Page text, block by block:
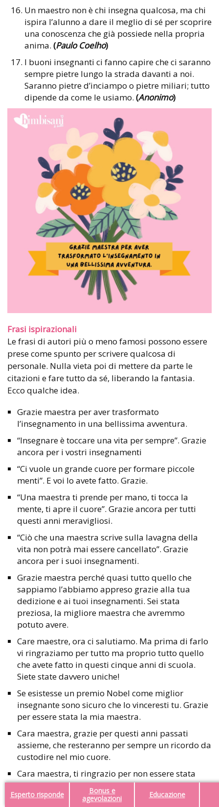
Esperto risponde
Bonus e
agevolazioni
Educazione
Un maestro non è chi insegna qualcosa, ma chi
ispira l’alunno a dare il meglio di sé per scoprire
una conoscenza che già possiede nella propria
anima. (Paulo Coelho)
I buoni insegnanti ci fanno capire che ci saranno
sempre pietre lungo la strada davanti a noi.
Saranno pietre d’inciampo o pietre miliari; tutto
dipende da come le usiamo. (Anonimo)
Frasi ispirazionali
Le frasi di autori più o meno famosi possono essere
prese come spunto per scrivere qualcosa di
personale. Nulla vieta poi di mettere da parte le
citazioni e fare tutto da sé, liberando la fantasia.
Ecco qualche idea.
Grazie maestra per aver trasformato
l’insegnamento in una bellissima avventura.
“Insegnare è toccare una vita per sempre”. Grazie
ancora per i vostri insegnamenti
“Ci vuole un grande cuore per formare piccole
menti”. E voi lo avete fatto. Grazie.
“Una maestra ti prende per mano, ti tocca la
mente, ti apre il cuore”. Grazie ancora per tutti
questi anni meravigliosi.
“Ciò che una maestra scrive sulla lavagna della
vita non potrà mai essere cancellato”. Grazie
ancora per i suoi insegnamenti.
Grazie maestra perché quasi tutto quello che
sappiamo l’abbiamo appreso grazie alla tua
dedizione e ai tuoi insegnamenti. Sei stata
preziosa, la migliore maestra che avremmo
potuto avere.
Care maestre, ora ci salutiamo. Ma prima di farlo
vi ringraziamo per tutto ma proprio tutto quello
che avete fatto in questi cinque anni di scuola.
Siete state davvero uniche!
Se esistesse un premio Nobel come miglior
insegnante sono sicuro che lo vinceresti tu. Grazie
per essere stata la mia maestra.
Cara maestra, grazie per questi anni passati
assieme, che resteranno per sempre un ricordo da
custodire nel mio cuore.
Cara maestra, ti ringrazio per non essere stata
soltanto un’insegnante in tutto questo tempo ma
per essere stata anche una persona che mi ha